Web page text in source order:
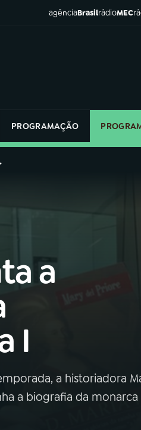
agênciaBrasilrádioMEC
PROGRAMAÇÃO
a
I
a historiadora
a biografia da monarca